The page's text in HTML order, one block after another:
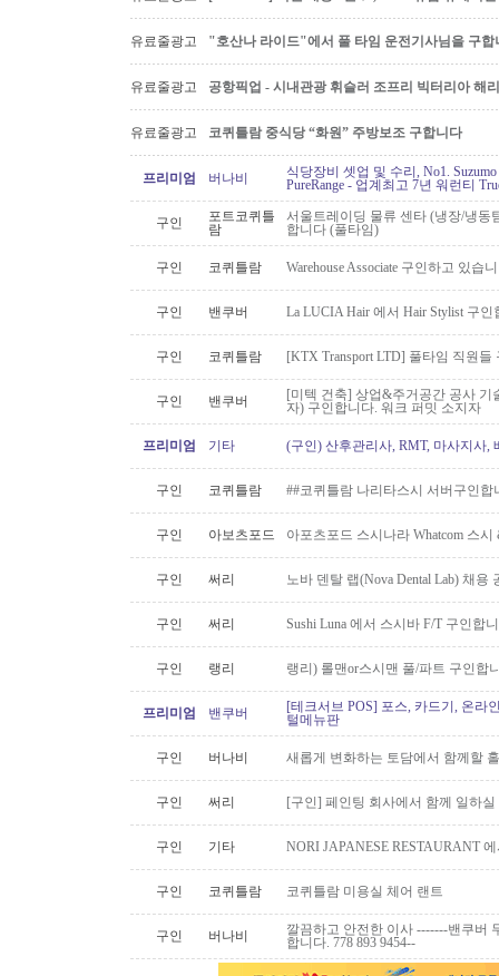
유료줄광고 "호산나 라이드"에서 풀 타임 운전기사님을 구합
유료줄광고 공항픽업 - 시내관광 휘슬러 조프리 빅터리아 해
유료줄광고 코퀴틀람 중식당 “화원” 주방보조 구합니다
프리미엄 버나비
식당장비 셋업 및 수리, No1.
PureRange - 업계최고 7년 워런티
구인
포트코퀴틀
람
서울트레이딩 물류 센타 (냉장/냉동
합니다 (풀타임)
구인 코퀴틀람 Warehouse Associate 구인하고 있습
구인 밴쿠버 La LUCIA Hair 에서 Hair Stylist 구인
구인 코퀴틀람 [KTX Transport LTD] 풀타임 직원
구인 밴쿠버
[미텍 건축] 상업&주거공간 공사
자) 구인합니다. 워크 퍼밋 소지자
프리미엄 기타 (구인) 산후관리사, RMT, 마사지사,
구인 코퀴틀람 ##코퀴틀람 나리타스시 서버구인합
구인 아보츠포드 아포츠포드 스시나라 Whatcom 스
구인 써리 노바 덴탈 랩(Nova Dental Lab) 채용
구인 써리 Sushi Luna 에서 스시바 F/T 구인합
구인 랭리 랭리) 롤맨or스시맨 풀/파트 구인합
프리미엄 밴쿠버
[테크서브 POS] 포스, 카드기, 온라
털메뉴판
구인 버나비 새롭게 변화하는 토담에서 함께할
구인 써리 [구인] 페인팅 회사에서 함께 일하
구인 기타 NORI JAPANESE RESTAURANT
구인 코퀴틀람 코퀴틀람 미용실 체어 랜트
구인 버나비
깔끔하고 안전한 이사 -------밴쿠버
합니다. 778 893 9454--